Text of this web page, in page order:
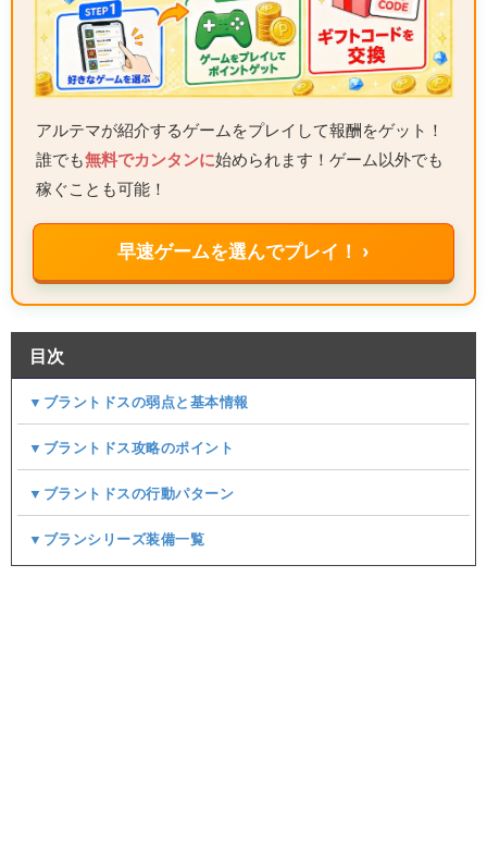
アルテマが紹介するゲームをプレイして報酬をゲット！
誰でも無料でカンタンに始められます！ゲーム以外でも
稼ぐことも可能！
早速ゲームを選んでプレイ！ ›
目次
▼ブラントドスの弱点と基本情報
▼ブラントドス攻略のポイント
▼ブラントドスの行動パターン
▼ブランシリーズ装備一覧